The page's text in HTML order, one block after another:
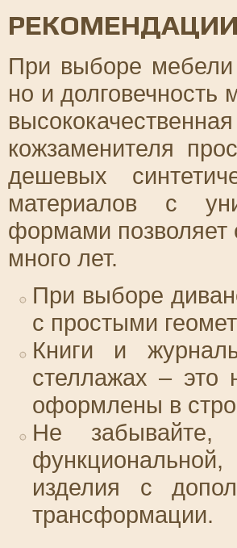
При выборе мебели
но и
кожзаменителя
дешевых
материалов с
формами позволяет
много лет.
При выборе
с простыми
Книги и
стеллажах – это
оформлены в
Не
изделия с
трансформации.